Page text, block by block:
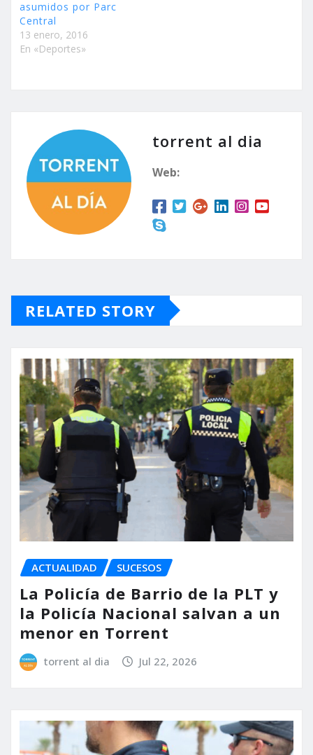
asumidos por Parc
Central
13 enero, 2016
En «Deportes»
torrent al dia
Web:
RELATED STORY
ACTUALIDAD SUCESOS
La Policía de Barrio de la PLT y
la Policía Nacional salvan a un
menor en Torrent
torrent al dia Jul 22, 2026